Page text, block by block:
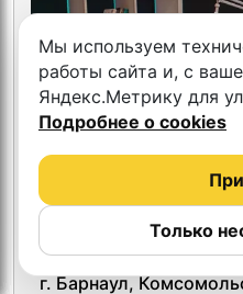
триЧЕТЫРЕ
г. Барнаул,
Мы используем
работы сайта и, с
Яндекс.Метрику для
Подробнее о cookies
Только